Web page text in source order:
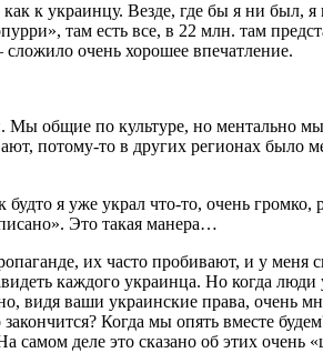
к украинцу. Везде, где бы я ни был,
там есть все, в 22 млн. там
сложило очень хорошее впечатление.
общие по культуре, но ментально
потому-то в других регионах
я уже украл что-то, очень
Это такая манера…
их часто пробивают, и у меня
каждого украинца. Но когда
видя ваши украинские права,
Когда мы опять вместе
деле это сказано об этих